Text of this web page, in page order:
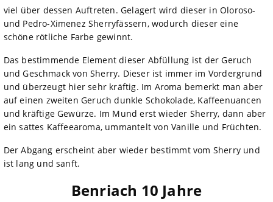
viel über dessen Auftreten. Gelagert wird dieser in Oloroso-
und Pedro-Ximenez Sherryfässern, wodurch dieser eine
schöne rötliche Farbe gewinnt.
Das bestimmende Element dieser Abfüllung ist der Geruch
und Geschmack von Sherry. Dieser ist immer im Vordergrund
und überzeugt hier sehr kräftig. Im Aroma bemerkt man aber
auf einen zweiten Geruch dunkle Schokolade, Kaffeenuancen
und kräftige Gewürze. Im Mund erst wieder Sherry, dann aber
ein sattes Kaffeearoma, ummantelt von Vanille und Früchten.
Der Abgang erscheint aber wieder bestimmt vom Sherry und
ist lang und sanft.
Benriach 10 Jahre